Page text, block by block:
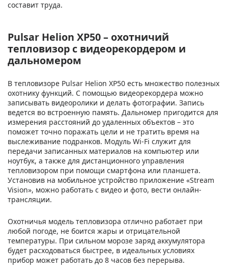
составит труда.
Pulsar Helion XP50 – охотничий
тепловизор с видеорекордером и
дальномером
В тепловизоре Pulsar Helion XP50 есть множество полезных
охотнику функций. С помощью видеорекордера можно
записывать видеоролики и делать фотографии. Запись
ведется во встроенную память. Дальномер пригодится для
измерения расстояний до удаленных объектов – это
поможет точно поражать цели и не тратить время на
выслеживание подранков. Модуль Wi-Fi служит для
передачи записанных материалов на компьютер или
ноутбук, а также для дистанционного управления
тепловизором при помощи смартфона или планшета.
Установив на мобильное устройство приложение «Stream
Vision», можно работать с видео и фото, вести онлайн-
трансляции.
Охотничья модель тепловизора отлично работает при
любой погоде, не боится жары и отрицательной
температуры. При сильном морозе заряд аккумулятора
будет расходоваться быстрее, в идеальных условиях
прибор может работать до 8 часов без перерыва.